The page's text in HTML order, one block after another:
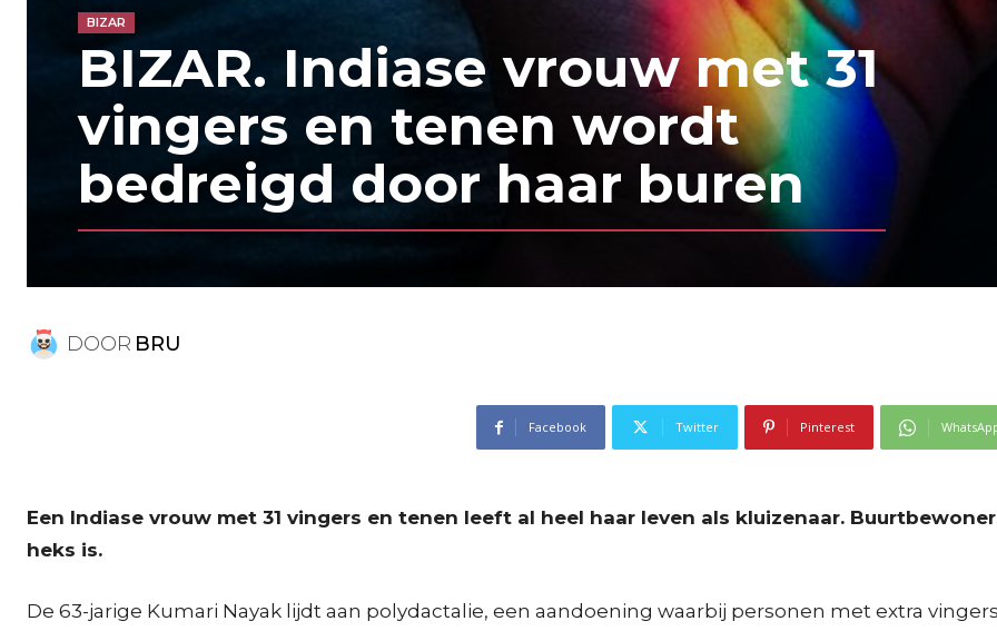
BIZAR
BIZAR. Indiase vrouw met 31
vingers en tenen wordt
bedreigd door haar buren
DOOR BRU
Facebook Twitter Pinterest
Een Indiase vrouw met 31 vingers en tenen leeft al heel haar leven als kluizenaar.
heks is.
De 63-jarige Kumari Nayak lijdt aan polydactalie, een aandoening waarbij personen met extra